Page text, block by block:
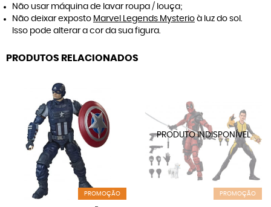
Não usar máquina de lavar roupa / louça;
Não deixar exposto Marvel Legends Mysterio à luz do sol.
Isso pode alterar a cor da sua figura.
PRODUTOS RELACIONADOS
PROMOÇÃO PROMOÇÃO